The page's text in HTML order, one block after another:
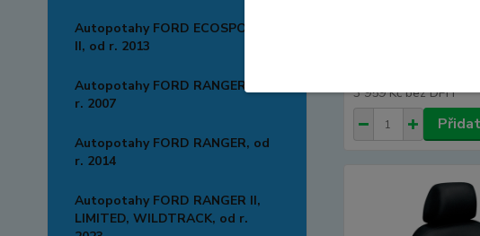
Autopotahy FORD ECOSPORT
II, od r. 2013
Autopotahy FORD RANGER, od
r. 2007
Autopotahy FORD RANGER, od
r. 2014
Autopotahy FORD RANGER II,
LIMITED, WILDTRACK, od r.
Autopotahy FORD
3 959 Kčbez DPH